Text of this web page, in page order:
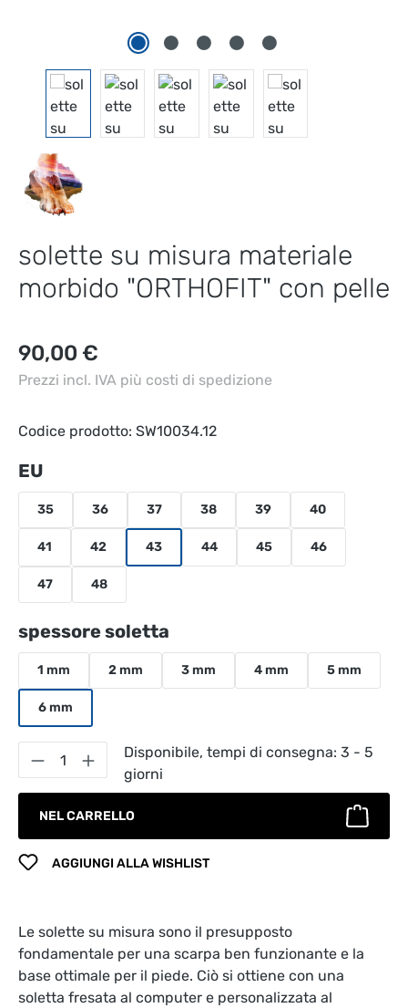
solette su misura materiale
morbido "ORTHOFIT" con pelle
Prezzo normale:
90,00 €
Prezzi incl. IVA più costi di spedizione
Codice prodotto: SW10034.12
Seleziona
EU
35 36 37 38 39 40
41 42 43 44 45 46
47 48
Seleziona
spessore soletta
1 mm 2 mm 3 mm 4 mm 5 mm
6 mm
Quantità del prodotto: inserisci la
Disponibile, tempi di consegna: 3 - 5
giorni
NEL CARRELLO
AGGIUNGI ALLA WISHLIST
Le solette su misura sono il presupposto
fondamentale per una scarpa ben funzionante e la
base ottimale per il piede. Ciò si ottiene con una
soletta fresata al computer e personalizzata al